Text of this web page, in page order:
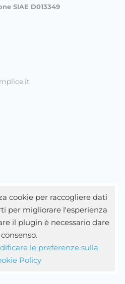
SIAE D013349
cookie per raccogliere dati
per migliorare l'esperienza
il plugin è necessario dare
le preferenze sulla
Policy